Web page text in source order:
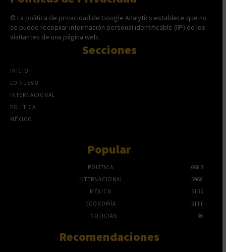
© La política de privacidad de Google Analytics establece que no
se puede recopilar información personal identificable (IIP) de los
visitantes de una página web.
Secciones
INICIO
LO NUEVO
INTERNACIONAL
POLÍTICA
MÉXICO
Popular
POLÍTICA
6683
INTERNACIONAL
5968
MÉXICO
5135
ECONOMÍA
5111
NOTICIAS
36
Recomendaciones